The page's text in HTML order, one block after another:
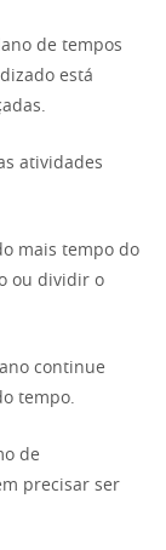
de tempos
está
atividades
mais tempo do
ou dividir o
continue
tempo.
de
precisar ser